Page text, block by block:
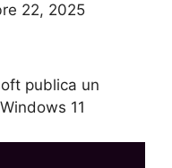
22, 2025
publica un
11